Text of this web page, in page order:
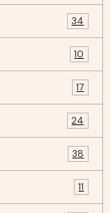
34
10
17
24
38
11